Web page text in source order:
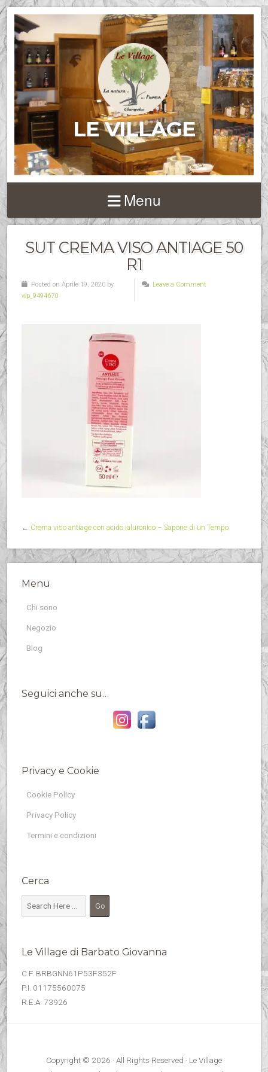
LE VILLAGE
Menu
SUT CREMA VISO ANTIAGE 50
R1
Posted on Aprile 19, 2020 by
wp_9494670
Leave a Comment
← Crema viso antiage con acido ialuronico – Sapone di un Tempo
Menu
Chi sono
Negozio
Blog
Seguici anche su…
Privacy e Cookie
Cookie Policy
Privacy Policy
Termini e condizioni
Cerca
Le Village di Barbato Giovanna
C.F. BRBGNN61P53F352F
P.I. 01175560075
R.E.A. 73926
Copyright © 2026 · All Rights Reserved · Le Village